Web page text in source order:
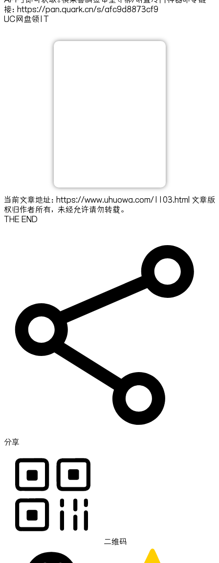
接：https://pan.quark.cn/s/afc9d8873cf9
UC网盘领1T
当前文章地址：https://www.uhuowa.com/1103.html 文章版
权归作者所有，未经允许请勿转载。
THE END
分享
二维码